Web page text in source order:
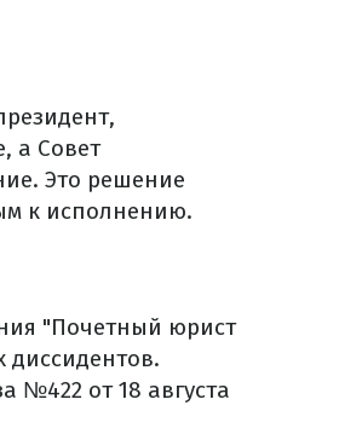
а Совет
Это решение
к исполнению.
"Почетный юрист
№422 от 18 августа